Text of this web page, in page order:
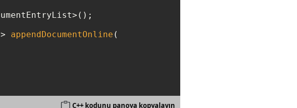
appendDocumentOnline (
C++ kodunu panoya kopyalayın